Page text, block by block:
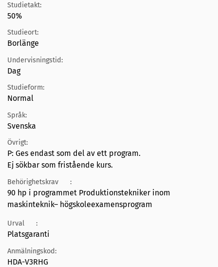
Studietakt:
50%
Studieort:
Borlänge
Undervisningstid:
Dag
Studieform:
Normal
Språk:
Svenska
Övrigt:
P: Ges endast som del av ett program.
Ej sökbar som fristående kurs.
Behörighetskrav :
90 hp i programmet Produktionstekniker inom
maskinteknik– högskoleexamensprogram
Urval :
Platsgaranti
Anmälningskod:
HDA-V3RHG